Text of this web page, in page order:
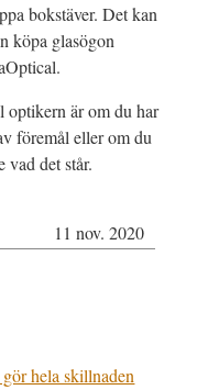
bokstäver. Det kan
köpa glasögon
optikern är om du har
föremål eller om du
vad det står.
11 nov. 2020
hela skillnaden